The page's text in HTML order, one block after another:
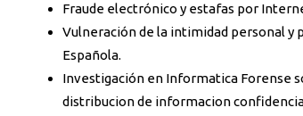
Fraude electrónico y estafas por
Vulneración de la intimidad personal y
Española.
Investigación en Informatica Forense
distribucion de informacion